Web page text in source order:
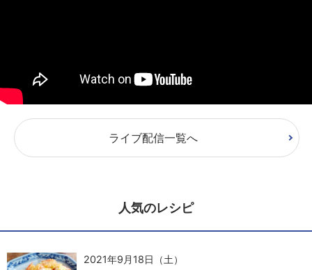
ライブ配信一覧へ
人気のレシピ
2021年9月18日（土）